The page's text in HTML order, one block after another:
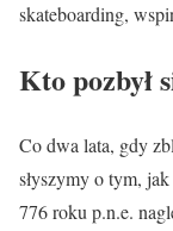
skateboarding,
Kto pozbył
Co dwa lata, gdy
słyszymy o tym,
776 roku p.n.e.